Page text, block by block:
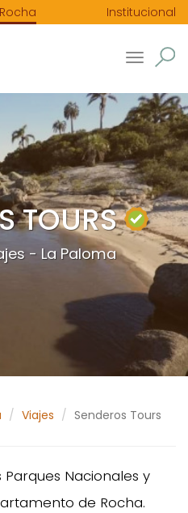
Institucional
Toggle
TOURS
- La Paloma
Viajes Senderos Tours
Nacionales y
de Rocha.